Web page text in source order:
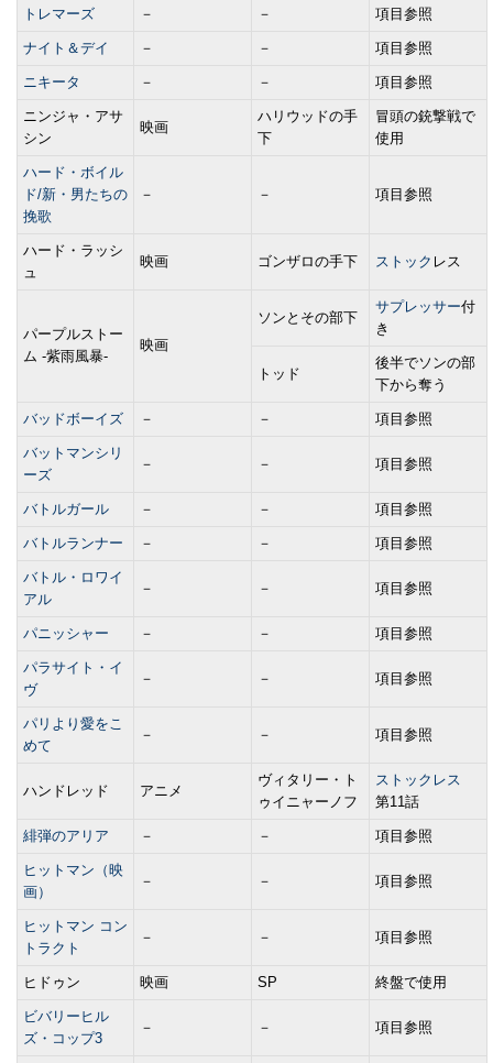
トレマーズ － － 項目参照
ナイト＆デイ － － 項目参照
ニキータ － － 項目参照
ニンジャ・アサ
シン
映画
ハリウッドの手
下
冒頭の銃撃戦で
使用
ハード・ボイル
ド/新・男たちの
挽歌
－ － 項目参照
ハード・ラッシ
ュ
映画 ゴンザロの手下 ストック レス
パープルストー
ム -紫雨風暴-
映画
ソンとその部下
サプレッサー付
き
トッド
後半でソンの部
下から奪う
バッドボーイズ － － 項目参照
バットマンシリ
ーズ
－ － 項目参照
バトルガール － － 項目参照
バトルランナー － － 項目参照
バトル・ロワイ
アル
－ － 項目参照
パニッシャー － － 項目参照
パラサイト・イ
ヴ
－ － 項目参照
パリより愛をこ
めて
－ － 項目参照
ハンドレッド アニメ
ヴィタリー・ト
ゥイニャーノフ
ストックレス
第11話
緋弾のアリア － － 項目参照
ヒットマン（映
画）
－ － 項目参照
ヒットマン コン
トラクト
－ － 項目参照
ヒドゥン 映画 SP 終盤で使用
ビバリーヒル
ズ・コップ3
－ － 項目参照